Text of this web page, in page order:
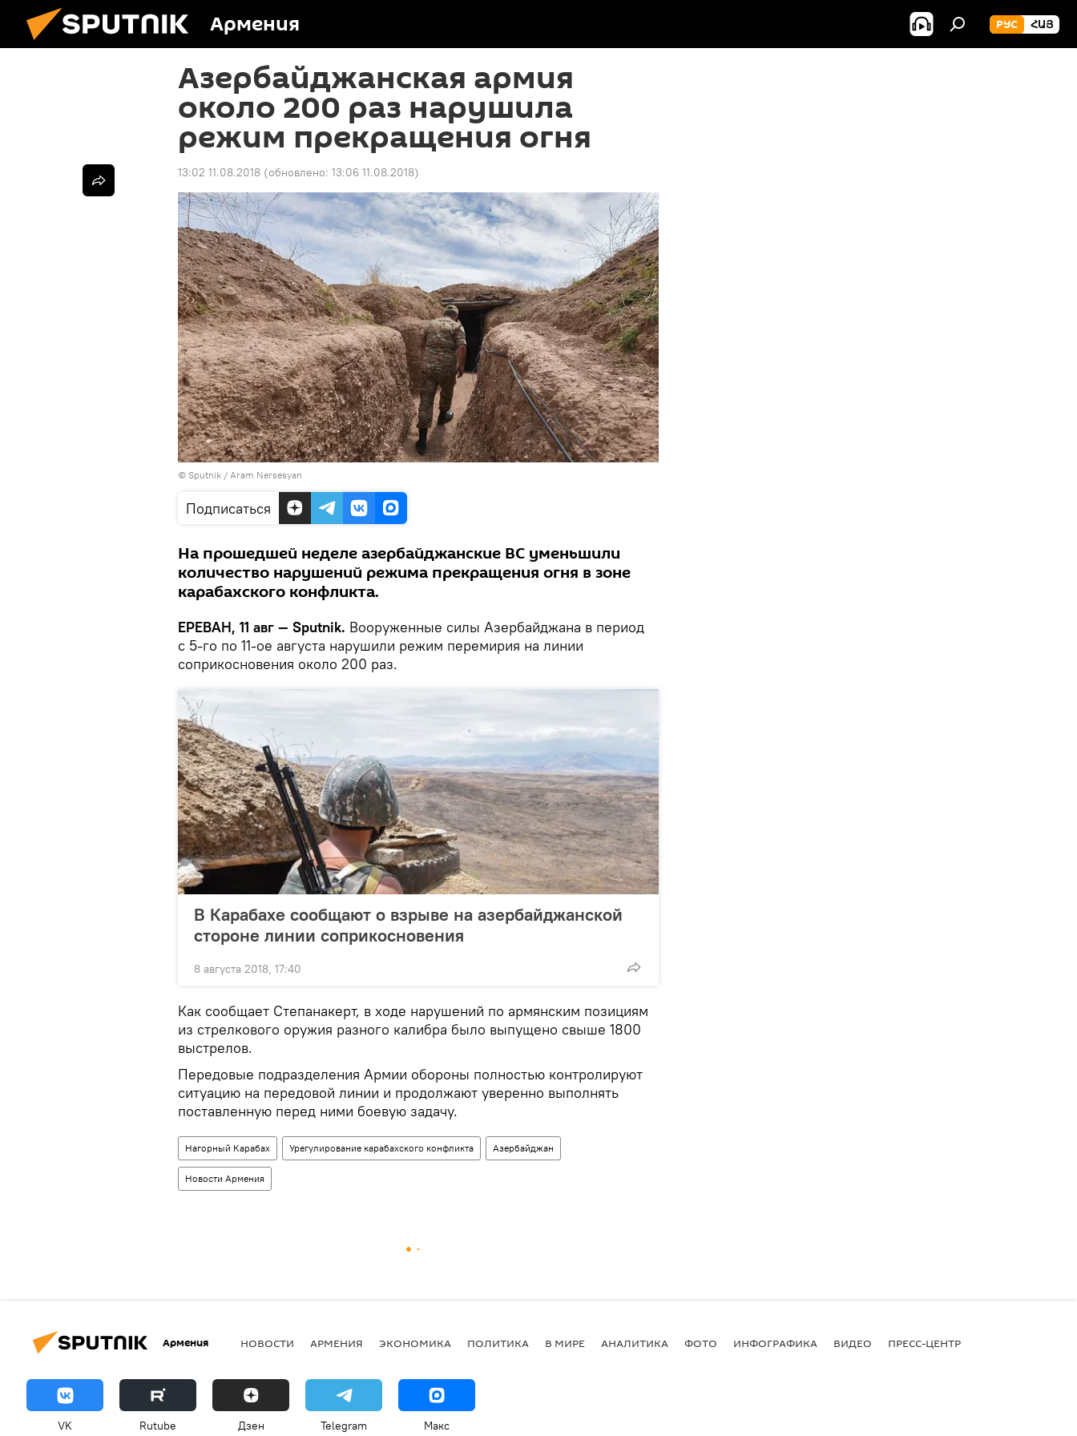
Армения РУС ՀԱՅ
Азербайджанская армия
около 200 раз нарушила
режим прекращения огня
13:02 11.08.2018 (обновлено: 13:06 11.08.2018)
© Sputnik / Aram Nersesyan
Подписаться
На прошедшей неделе азербайджанские ВС уменьшили
количество нарушений режима прекращения огня в зоне
карабахского конфликта.
ЕРЕВАН, 11 авг — Sputnik. Вооруженные силы Азербайджана в период
с 5-го по 11-ое августа нарушили режим перемирия на линии
соприкосновения около 200 раз.
В Карабахе сообщают о взрыве на азербайджанской
стороне линии соприкосновения
8 августа 2018, 17:40
Как сообщает Степанакерт, в ходе нарушений по армянским позициям
из стрелкового оружия разного калибра было выпущено свыше 1800
выстрелов.
Передовые подразделения Армии обороны полностью контролируют
ситуацию на передовой линии и продолжают уверенно выполнять
поставленную перед ними боевую задачу.
Нагорный Карабах Урегулирование карабахского конфликта Азербайджан
Новости Армения
Армения НОВОСТИ АРМЕНИЯ ЭКОНОМИКА ПОЛИТИКА В МИРЕ АНАЛИТИКА ФОТО ИНФОГРАФИКА ВИДЕО ПРЕСС-ЦЕНТР
VK Rutube Дзен Telegram Макс